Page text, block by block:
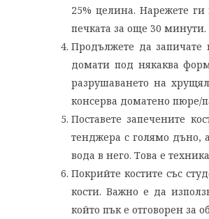
25% целина. Нарежете
печката за още 30 минути.
Продължете да запичате
домати под някаква
разрушаването на
консерва доматено пюре/
Поставете запечените
тенджера с голямо дъно,
вода в него. Това е
Покрийте костите със
кости. Важно е да
който пък е отговорен за